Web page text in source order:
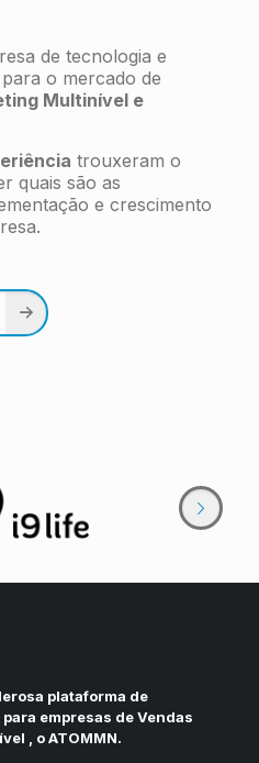
de tecnologia e
o mercado de
Multinível e
trouxeram o
quais são as
e crescimento
plataforma de
empresas deVendas
, o ATOMMN.